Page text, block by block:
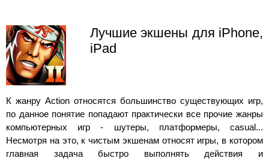
Лучшие экшены для iPhone,
iPad
К жанру Action относятся большинство существующих игр,
по данное понятие попадают практически все прочие жанры
компьютерных игр - шутеры, платформеры, casual...
Несмотря на это, к чистым экшенам относят игры, в котором
главная задача быстро выполнять действия и